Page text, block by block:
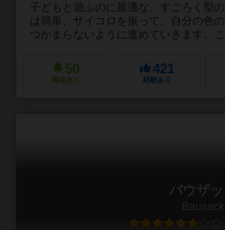
子どもと遊ぶのに最適な、すごろく型
は簡単、サイコロを振って、自分の色
つかまらないように進めていきます。
50
興味あり
421
経験あり
バウザッ
Bausack